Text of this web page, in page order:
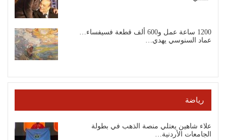
1200 ساعة عمل و600 ألف قطعة فسيفساء…
عماد السنوسي يهدي…
رياضة
علاء شاهين يعتلي منصة الذهب في بطولة
الجامعات الأردنية…